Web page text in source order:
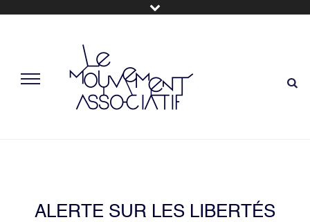
ALERTE SUR LES LIBERTÉS